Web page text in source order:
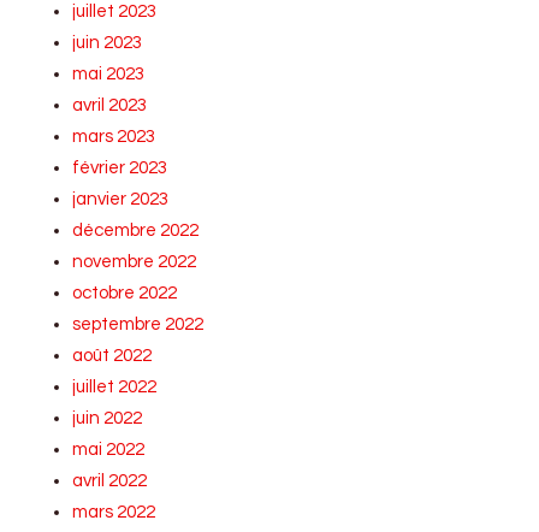
juillet 2023
juin 2023
mai 2023
avril 2023
mars 2023
février 2023
janvier 2023
décembre 2022
novembre 2022
octobre 2022
septembre 2022
août 2022
juillet 2022
juin 2022
mai 2022
avril 2022
mars 2022